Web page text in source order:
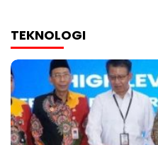
TEKNOLOGI